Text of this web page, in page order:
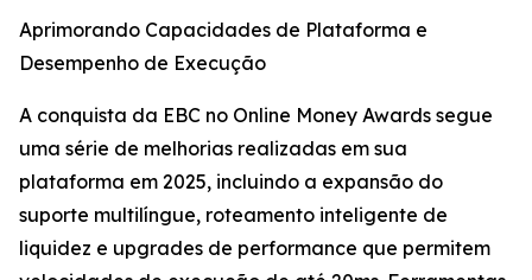
Aprimorando Capacidades de Plataforma e
Desempenho de Execução
A conquista da EBC no Online Money Awards segue
uma série de melhorias realizadas em sua
plataforma em 2025, incluindo a expansão do
suporte multilíngue, roteamento inteligente de
liquidez e upgrades de performance que permitem